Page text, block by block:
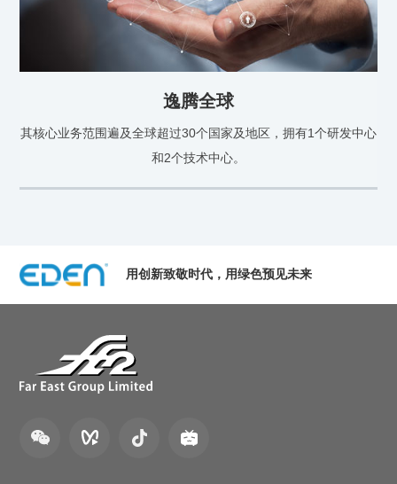
逸腾全球
其核心业务范围遍及全球超过30个国家及地区，拥有1个研发中心
和2个技术中心。
用创新致敬时代，用绿色预见未来